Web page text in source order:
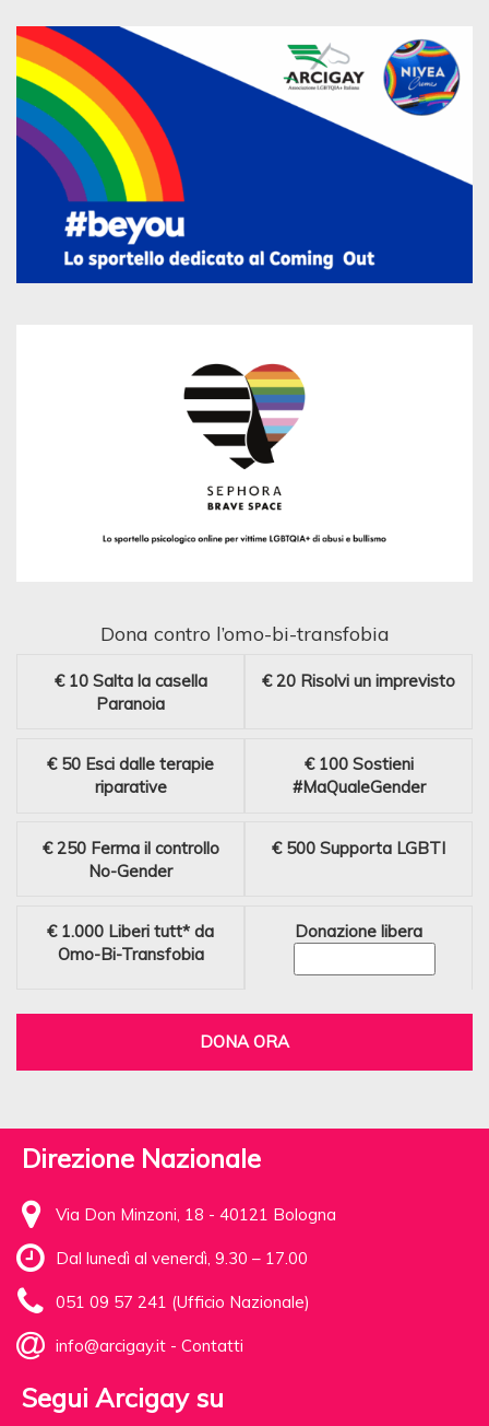
Dona contro l’omo-bi-transfobia
€ 10 Salta la casella
Paranoia
€ 20 Risolvi un imprevisto
€ 50 Esci dalle terapie
riparative
€ 100 Sostieni
#MaQualeGender
€ 250 Ferma il controllo
No-Gender
€ 500 Supporta LGBTI
€ 1.000 Liberi tutt* da
Omo-Bi-Transfobia
Donazione libera
DONA ORA
Direzione Nazionale
Via Don Minzoni, 18 - 40121 Bologna
Dal lunedì al venerdì, 9.30 – 17.00
051 09 57 241 (Ufficio Nazionale)
info@arcigay.it - Contatti
Segui Arcigay su